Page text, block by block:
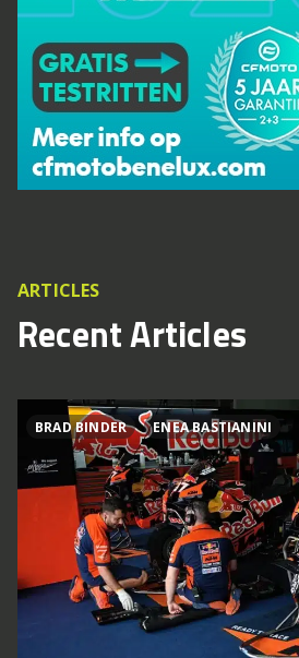
ARTICLES
Recent Articles
BRAD BINDER ENEA BASTIANINI